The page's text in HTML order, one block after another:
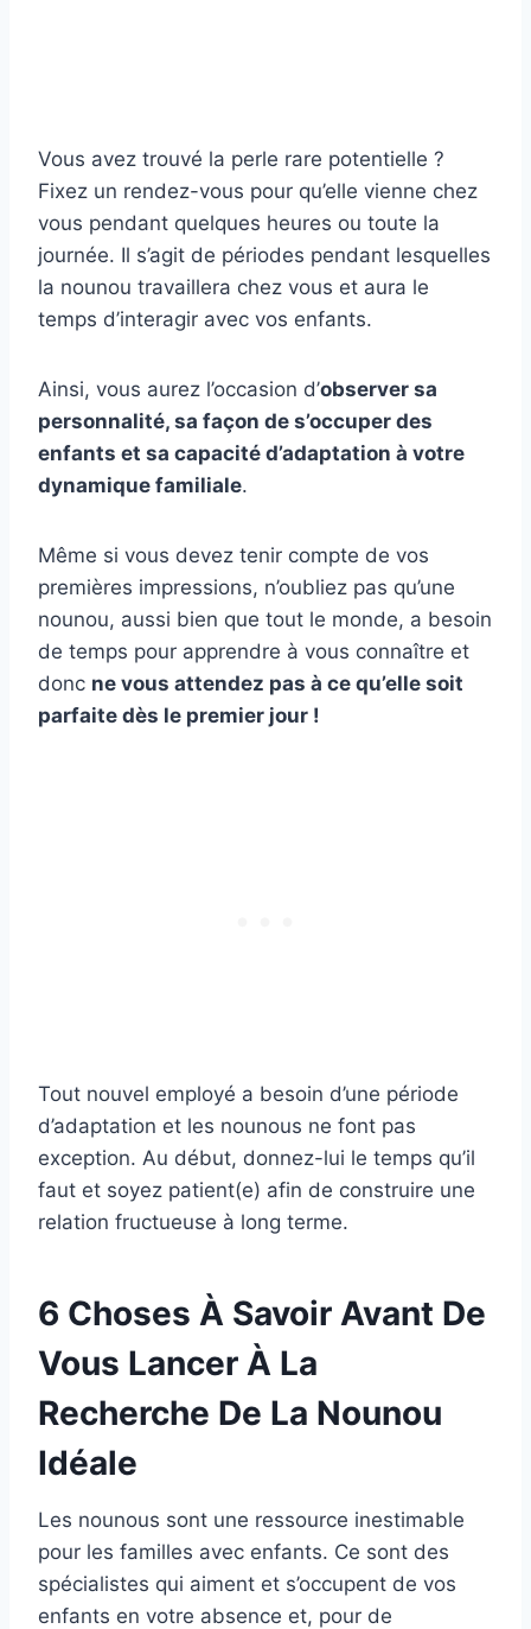
Vous avez trouvé la perle rare potentielle ?
Fixez un rendez-vous pour qu’elle vienne chez
vous pendant quelques heures ou toute la
journée. Il s’agit de périodes pendant lesquelles
la nounou travaillera chez vous et aura le
temps d’interagir avec vos enfants.
Ainsi, vous aurez l’occasion d’observer sa
personnalité, sa façon de s’occuper des
enfants et sa capacité d’adaptation à votre
dynamique familiale.
Même si vous devez tenir compte de vos
premières impressions, n’oubliez pas qu’une
nounou, aussi bien que tout le monde, a besoin
de temps pour apprendre à vous connaître et
donc ne vous attendez pas à ce qu’elle soit
parfaite dès le premier jour !
Tout nouvel employé a besoin d’une période
d’adaptation et les nounous ne font pas
exception. Au début, donnez-lui le temps qu’il
faut et soyez patient(e) afin de construire une
relation fructueuse à long terme.
6 Choses À Savoir Avant De
Vous Lancer À La
Recherche De La Nounou
Idéale
Les nounous sont une ressource inestimable
pour les familles avec enfants. Ce sont des
spécialistes qui aiment et s’occupent de vos
enfants en votre absence et, pour de